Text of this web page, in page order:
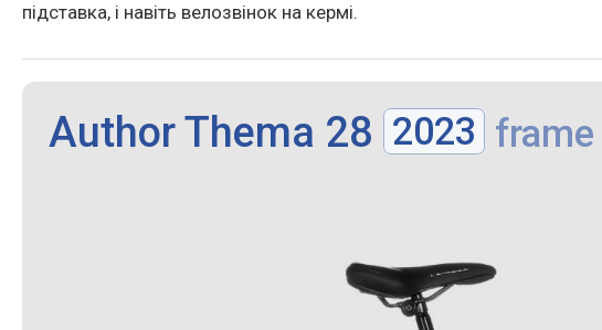
підставка, і навіть велозвінок на кермі.
Author Thema 28 2023 frame